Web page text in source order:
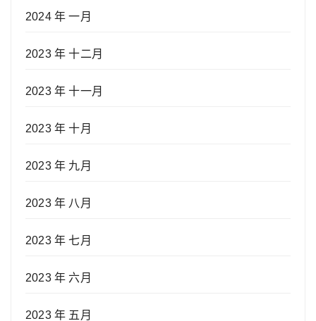
2024 年 一月
2023 年 十二月
2023 年 十一月
2023 年 十月
2023 年 九月
2023 年 八月
2023 年 七月
2023 年 六月
2023 年 五月